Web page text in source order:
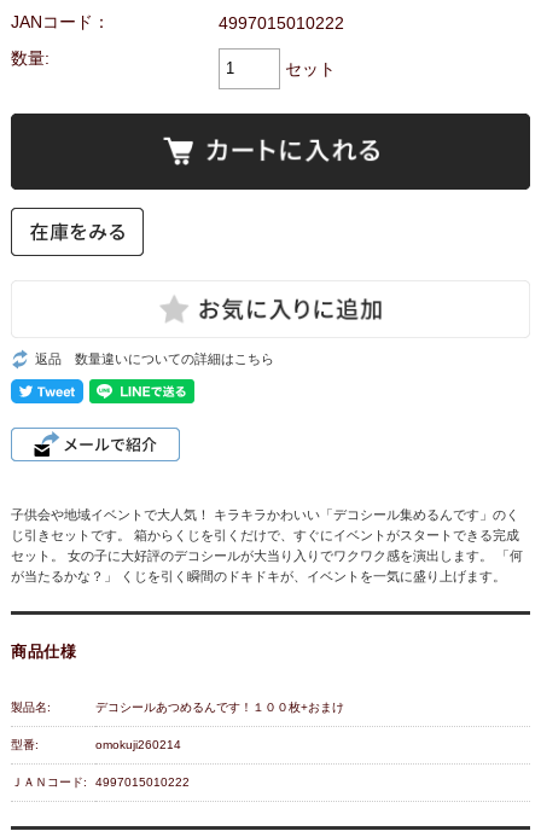
JANコード：
4997015010222
数量:
セット
返品 数量違いについての詳細はこちら
子供会や地域イベントで大人気！ キラキラかわいい「デコシール集めるんです」のく
じ引きセットです。 箱からくじを引くだけで、すぐにイベントがスタートできる完成
セット。 女の子に大好評のデコシールが大当り入りでワクワク感を演出します。 「何
が当たるかな？」 くじを引く瞬間のドキドキが、イベントを一気に盛り上げます。
商品仕様
製品名: デコシールあつめるんです！１００枚+おまけ
型番: omokuji260214
ＪＡＮコード: 4997015010222